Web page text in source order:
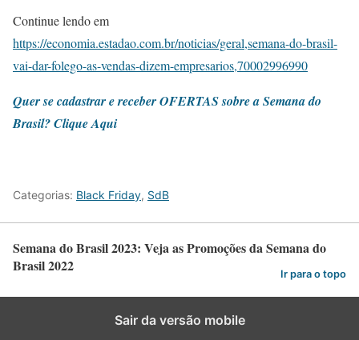
Continue lendo em
https://economia.estadao.com.br/noticias/geral,semana-do-brasil-
vai-dar-folego-as-vendas-dizem-empresarios,70002996990
Quer se cadastrar e receber OFERTAS sobre a Semana do
Brasil? Clique Aqui
Categorias: Black Friday, SdB
Semana do Brasil 2023: Veja as Promoções da Semana do
Brasil 2022
Ir para o topo
Sair da versão mobile